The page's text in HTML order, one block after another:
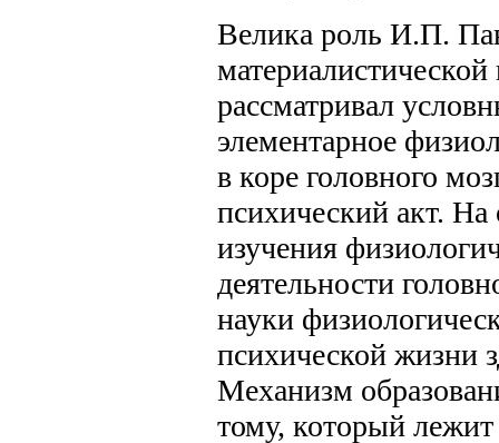
Велика роль И.П.
рассматривал
элементарное
в коре головного
психический акт. На
изучения
деятельности
науки
психической жизни
Механизм
тому, который лежит